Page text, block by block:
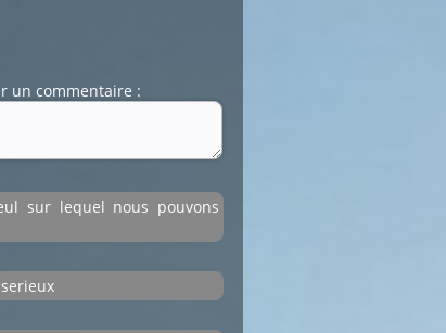
un commentaire :
dédiée au débat citoyen.
sur lequel nous pouvons